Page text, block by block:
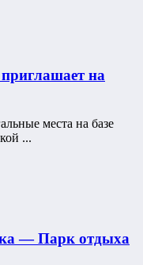
на
места на базе
...
— Парк отдыха